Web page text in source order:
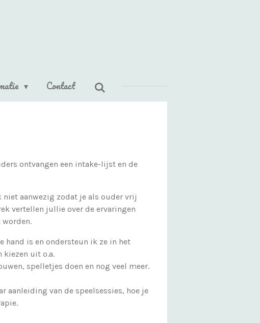
Contact
ontvangen een intake-lijst en de
aanwezig zodat je als ouder vrij
vertellen jullie over de ervaringen
hand is en ondersteun ik ze in het
kiezen uit o.a.
spelletjes doen en nog veel meer.
aanleiding van de speelsessies, hoe je